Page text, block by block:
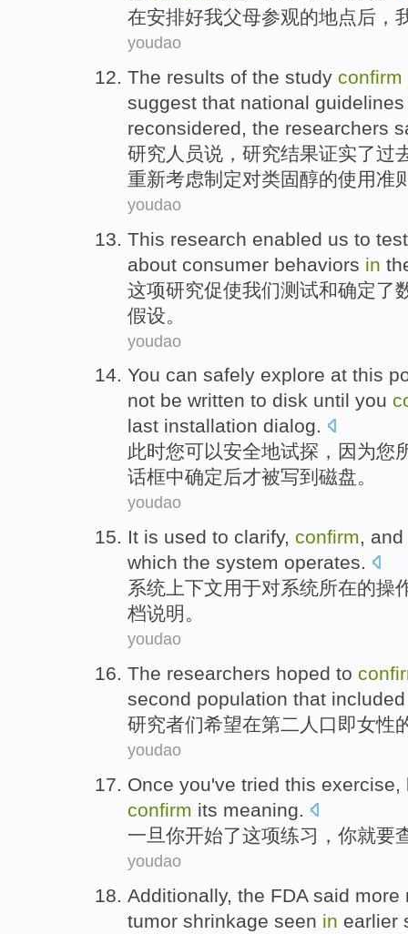
在安排好我父母参观的地点后 ，
youdao
The results of the study confirm
suggest that national guidelines
reconsidered, the researchers
研究人员说 ， 研究结果证实了过
重新考虑制定对类固醇的使用准
youdao
This research enabled us to test
about consumer behaviors in
这项研究促使我们测试和确定了
假设 。
youdao
You can safely explore at this
not be written to disk until you
last installation dialog.
此时您可以安全地试探， 因为您
话框中确定 后才被写到 磁盘。
youdao
It is used to clarify, confirm, and
which the system operates.
系统 上下文用于对系统所在的操
档说明。
youdao
The researchers hoped to
second population that included
研究者们希望在第二 人口即女性
youdao
Once you've tried this exercise,
confirm its meaning.
一旦 你开始了这项练习 ，你就要
youdao
Additionally, the FDA said more
tumor shrinkage seen in earlier